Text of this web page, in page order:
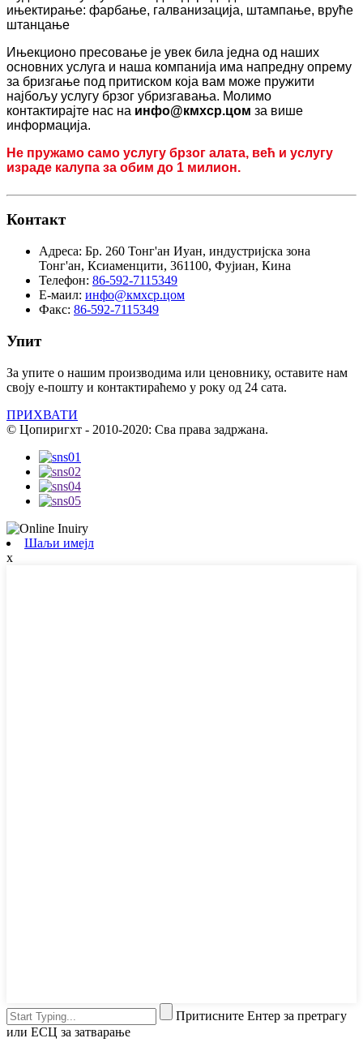
ињектирање: фарбање, галванизација, штампање, вруће
штанцање
Ињекционо пресовање је увек била једна од наших
основних услуга и наша компанија има напредну опрему
за бризгање под притиском која вам може пружити
најбољу услугу брзог убризгавања. Молимо
контактирајте нас на инфо@кмхср.цом за више
информација.
Не пружамо само услугу брзог алата, већ и услугу
израде калупа за обим до 1 милион.
Контакт
Адреса: Бр. 260 Тонг'ан Иуан, индустријска зона
Тонг'ан, Ксиаменцити, 361100, Фујиан, Кина
Телефон: 86-592-7115349
Е-маил: инфо@кмхср.цом
Факс: 86-592-7115349
Упит
За упите о нашим производима или ценовнику, оставите нам
своју е-пошту и контактираћемо у року од 24 сата.
ПРИХВАТИ
© Цопиригхт - 2010-2020: Сва права задржана.
Шаљи имејл
x
Притисните Ентер за претрагу
или ЕСЦ за затварање